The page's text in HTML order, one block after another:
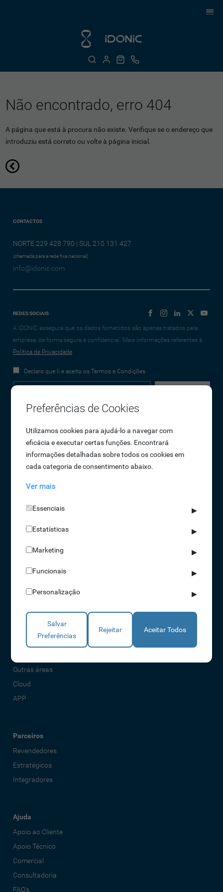
Não encontrado, erro 404
A página que está à procura não existe. Verifique se o endereço que
introduziu está correto ou volte à página inicial.
CONTACTOS
NORTE 229 428 790 | SUL 210 131 427
(chamada para a rede fixa nacional)
info@idonic.com
REDES SOCIAIS
A IDONIC assegura que os dados fornecidos são apenas tratados pela
empresa, de forma segura e confidencial. Mais informações referentes à
Política de Privacidade
Declaro que li e aceito os Termos e Condições
Empresa
Sobre Nós
Oportunidades de Emprego
Termos e Condições
Política de Privacidade
Livro de reclamações
Soluções
Acessos
Torniquetes
Parques Auto
Rondas e Serviços
Outras áreas
Cloud
APP
Parceiros
Revendedores
Estratégicos
Integradores
Ajuda
Apoio ao Cliente
Apoio Técnico
Comercial
Consultadoria
FAQ's
Preferências de Cookies
Utilizamos cookies para ajudá-lo a navegar com
eficácia e executar certas funções. Encontrará
informações detalhadas sobre todos os cookies em
cada categoria de consentimento abaixo.
Ver mais
Essenciais ▶
Estatísticas ▶
Marketing ▶
Funcionais ▶
Personalização ▶
Salvar
Preferências
Rejeitar Aceitar Todos